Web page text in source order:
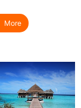
More